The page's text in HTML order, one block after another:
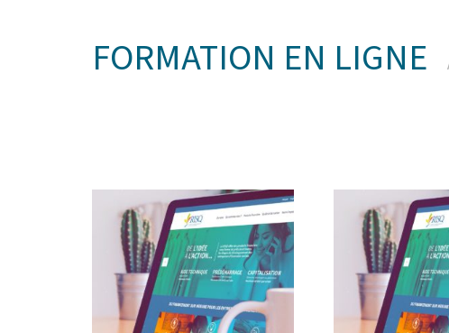
FORMATION EN LIGNE